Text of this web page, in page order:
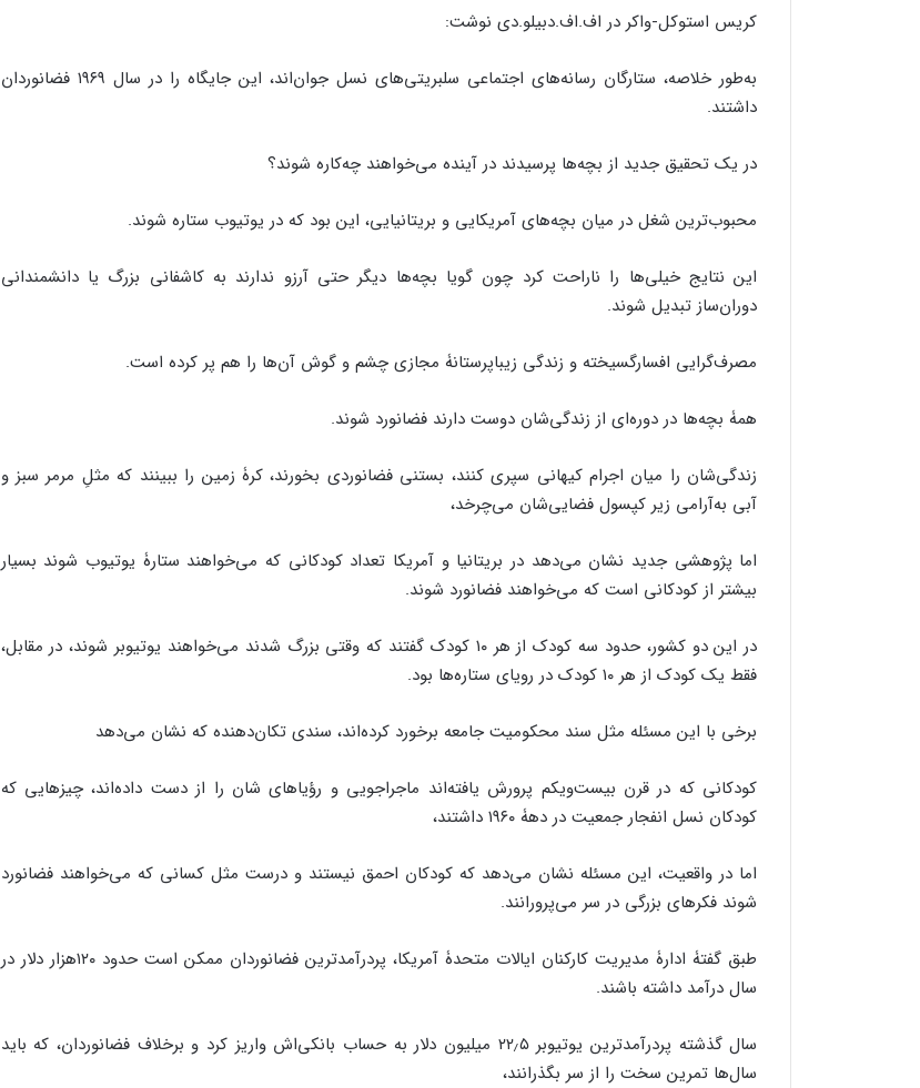
کریس استوکل-واکر در اف.اف.دبیلو.دی نوشت:
به‌طور خلاصه، ستارگان رسانه‌های اجتماعی سلبریتی‌های نسل جوان‌اند، این جایگاه را در سال ۱۹۶۹ فضانوردان
داشتند.
در یک تحقیق جدید از بچه‌ها پرسیدند در آینده می‌خواهند چه‌کاره شوند؟
محبوب‌ترین شغل در میان بچه‌های آمریکایی و بریتانیایی، این بود که در یوتیوب ستاره شوند.
این نتایج خیلی‌ها را ناراحت کرد چون گویا بچه‌ها دیگر حتی آرزو ندارند به کاشفانی بزرگ یا دانشمندانی
دوران‌ساز تبدیل شوند.
مصرف‌گرایی افسارگسیخته و زندگی زیباپرستانۀ مجازی چشم و گوش آن‌ها را هم پر کرده است.
همۀ بچه‌ها در دوره‌ای از زندگی‌شان دوست دارند فضانورد شوند.
زندگی‌شان را میان اجرام کیهانی سپری کنند، بستنی فضانوردی بخورند، کرۀ زمین را ببینند که مثلِ مرمر سبز و
آبی به‌آرامی زیر کپسول فضایی‌شان می‌چرخد،
اما پژوهشی جدید نشان می‌دهد در بریتانیا و آمریکا تعداد کودکانی که می‌خواهند ستارۀ یوتیوب شوند بسیار
بیشتر از کودکانی است که می‌خواهند فضانورد شوند.
در این دو کشور، حدود سه کودک از هر ۱۰ کودک گفتند که وقتی بزرگ شدند می‌خواهند یوتیوبر شوند، در مقابل،
فقط یک کودک از هر ۱۰ کودک در رویای ستاره‌ها بود.
برخی با این مسئله مثل سند محکومیت جامعه برخورد کرده‌اند، سندی تکان‌دهنده که نشان می‌دهد
کودکانی که در قرن بیست‌ویکم پرورش یافته‌اند ماجراجویی و رؤیاهای شان را از دست داده‌اند، چیزهایی که
کودکان نسل انفجار جمعیت در دهۀ ۱۹۶۰ داشتند،
اما در واقعیت، این مسئله نشان می‌دهد که کودکان احمق نیستند و درست مثل کسانی که می‌خواهند فضانورد
شوند فکرهای بزرگی در سر می‌پرورانند.
طبق گفتۀ ادارۀ مدیریت کارکنان ایالات متحدۀ آمریکا، پردرآمدترین فضانوردان ممکن است حدود ۱۲۰هزار دلار در
سال درآمد داشته باشند.
سال گذشته پردرآمدترین یوتیوبر ۲۲٫۵ میلیون دلار به حساب بانکی‌اش واریز کرد و برخلاف فضانوردان، که باید
سال‌ها تمرین سخت را از سر بگذرانند،